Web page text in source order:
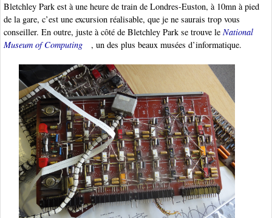
Bletchley Park est à une heure de train de Londres-Euston, à 10mn à pied
de la gare, c’est une excursion réalisable, que je ne saurais trop vous
conseiller. En outre, juste à côté de Bletchley Park se trouve le National
Museum of Computing
, un des plus beaux musées d’informatique.